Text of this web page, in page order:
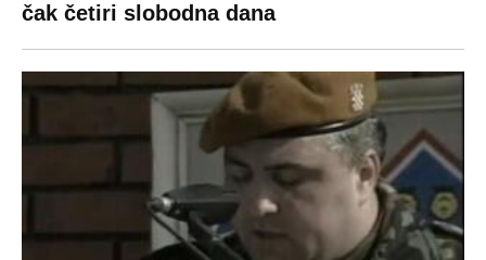
čak četiri slobodna dana